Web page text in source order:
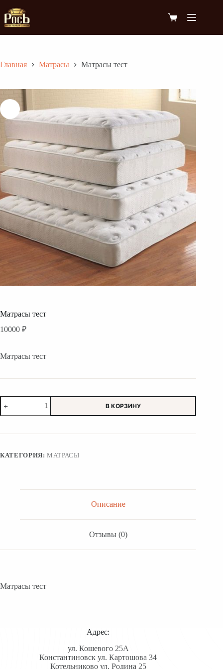
сути
Корзина
Главная Матрасы Матрасы тест
Матрасы тест
10000 ₽
Матрасы тест
Количество
товара
Матрасы
В КОРЗИНУ
КАТЕГОРИЯ:МАТРАСЫ
Описание
Отзывы (0)
Матрасы тест
Адрес:
ул. Кошевого 25А
Константиновск ул. Картошова 34
Котельниково ул. Родина 25